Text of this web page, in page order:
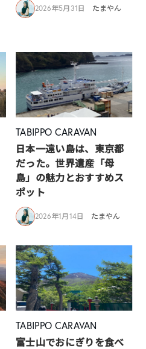
2026年5月31日 たまやん
TABIPPO CARAVAN
日本一遠い島は、東京都
だった。世界遺産「母
島」の魅力とおすすめス
ポット
2026年1月14日 たまやん
TABIPPO CARAVAN
富士山でおにぎりを食べ